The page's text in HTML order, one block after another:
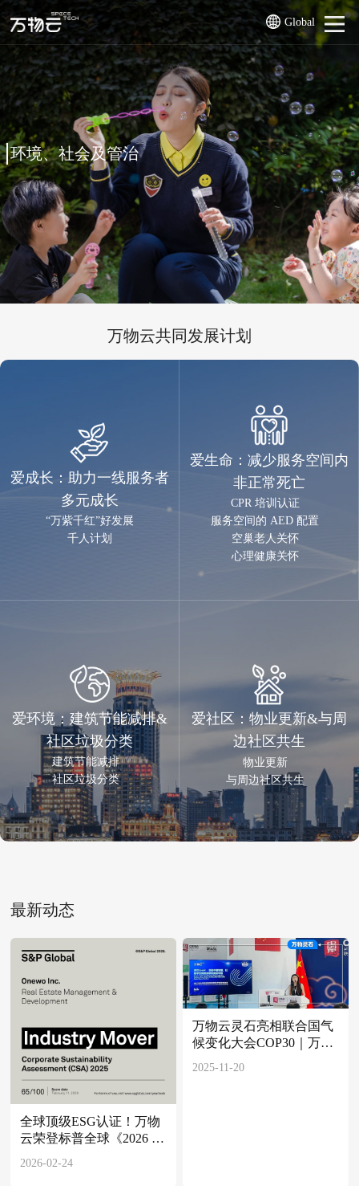
Global
环境、社会及管治
万物云共同发展计划
爱成长：助力一线服务者
多元成长
“万紫千红”好发展
千人计划
爱生命：减少服务空间内
非正常死亡
CPR 培训认证
服务空间的 AED 配置
空巢老人关怀
心理健康关怀
爱环境：建筑节能减排&
社区垃圾分类
建筑节能减排
社区垃圾分类
爱社区：物业更新&与周
边社区共生
物业更新
与周边社区共生
最新动态
全球顶级ESG认证！万物
云荣登标普全球《2026 年
2026-02-24
万物云灵石亮相联合国气
候变化大会COP30｜万物
2025-11-20